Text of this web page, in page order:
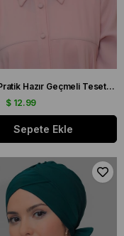
Şarabi Pratik Hazır Geçmeli Tesettür Bone Fukuro Sandy Kumaş Büzgülü 1831_08
$ 12.99
Sepete Ekle